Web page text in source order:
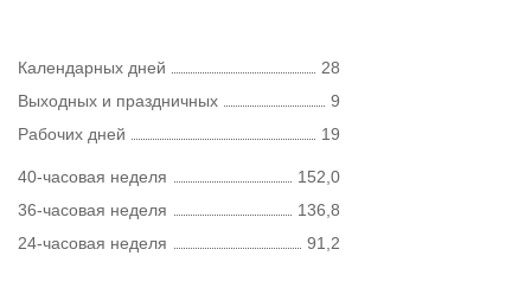
Календарных дней
28
Выходных и праздничных
9
Рабочих дней
19
40-часовая неделя
152,0
36-часовая неделя
136,8
24-часовая неделя
91,2